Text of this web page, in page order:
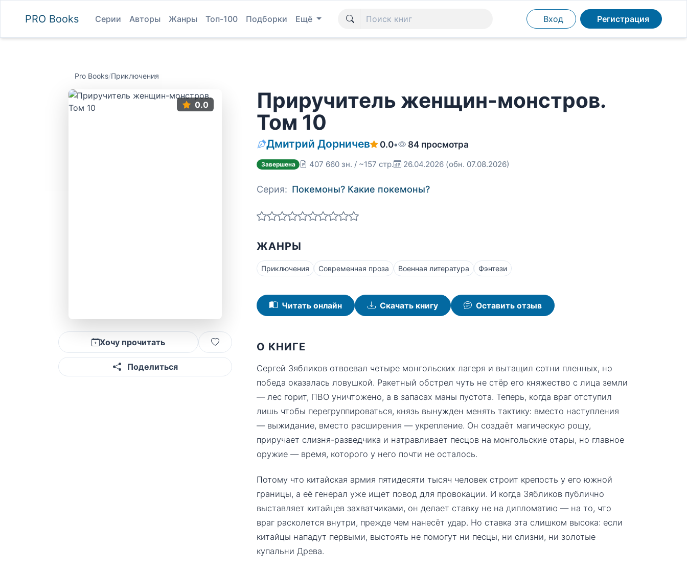
PRO Books Серии Авторы Жанры Топ-100 Подборки Ещё Вход Регистрация
Pro Books/Приключения
0.0
Хочу прочитать
Поделиться
Приручитель женщин-монстров.
Том 10
Дмитрий Дорничев 0.0• 84 просмотра
Завершена 407 660 зн. / ~157 стр. 26.04.2026 (обн. 07.08.2026)
Серия: Покемоны? Какие покемоны?
ЖАНРЫ
Приключения Современная проза Военная литература Фэнтези
Читать онлайн Скачать книгу Оставить отзыв
О КНИГЕ
Сергей Зябликов отвоевал четыре монгольских лагеря и вытащил сотни пленных, но
победа оказалась ловушкой. Ракетный обстрел чуть не стёр его княжество с лица земли
— лес горит, ПВО уничтожено, а в запасах маны пустота. Теперь, когда враг отступил
лишь чтобы перегруппироваться, князь вынужден менять тактику: вместо наступления
— выжидание, вместо расширения — укрепление. Он создаёт магическую рощу,
приручает слизня-разведчика и натравливает песцов на монгольские отары, но главное
оружие — время, которого у него почти не осталось.
Потому что китайская армия пятидесяти тысяч человек строит крепость у его южной
границы, а её генерал уже ищет повод для провокации. И когда Зябликов публично
выставляет китайцев захватчиками, он делает ставку не на дипломатию — на то, что
враг расколется внутри, прежде чем нанесёт удар. Но ставка эта слишком высока: если
китайцы нападут первыми, выстоять не помогут ни песцы, ни слизни, ни золотые
купальни Древа.